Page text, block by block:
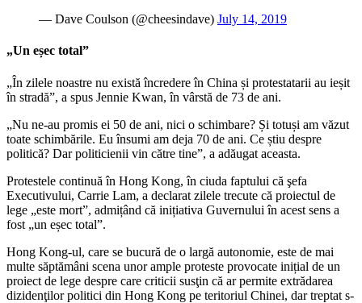
— Dave Coulson (@cheesindave) July 14, 2019
„Un eșec total”
„În zilele noastre nu există încredere în China și protestatarii au ieșit
în stradă”, a spus Jennie Kwan, în vârstă de 73 de ani.
„Nu ne-au promis ei 50 de ani, nici o schimbare? Și totuși am văzut
toate schimbările. Eu însumi am deja 70 de ani. Ce știu despre
politică? Dar politicienii vin către tine”, a adăugat aceasta.
Protestele continuă în Hong Kong, în ciuda faptului că şefa
Executivului, Carrie Lam, a declarat zilele trecute că proiectul de
lege „este mort”, admițând că inițiativa Guvernului în acest sens a
fost „un eșec total”.
Hong Kong-ul, care se bucură de o largă autonomie, este de mai
multe săptămâni scena unor ample proteste provocate inițial de un
proiect de lege despre care criticii susţin că ar permite extrădarea
dizidenţilor politici din Hong Kong pe teritoriul Chinei, dar treptat s-